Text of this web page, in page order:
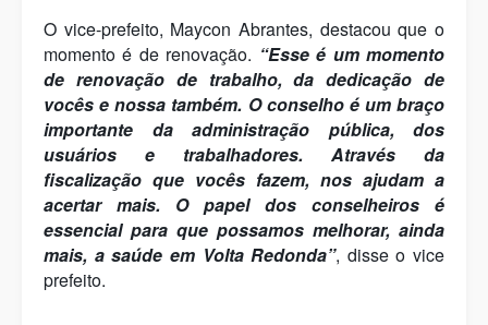
O vice-prefeito, Maycon Abrantes, destacou que o
momento é de renovação. “Esse é um momento
de renovação de trabalho, da dedicação de
vocês e nossa também. O conselho é um braço
importante da administração pública, dos
usuários e trabalhadores. Através da
fiscalização que vocês fazem, nos ajudam a
acertar mais. O papel dos conselheiros é
essencial para que possamos melhorar, ainda
mais, a saúde em Volta Redonda”, disse o vice
prefeito.